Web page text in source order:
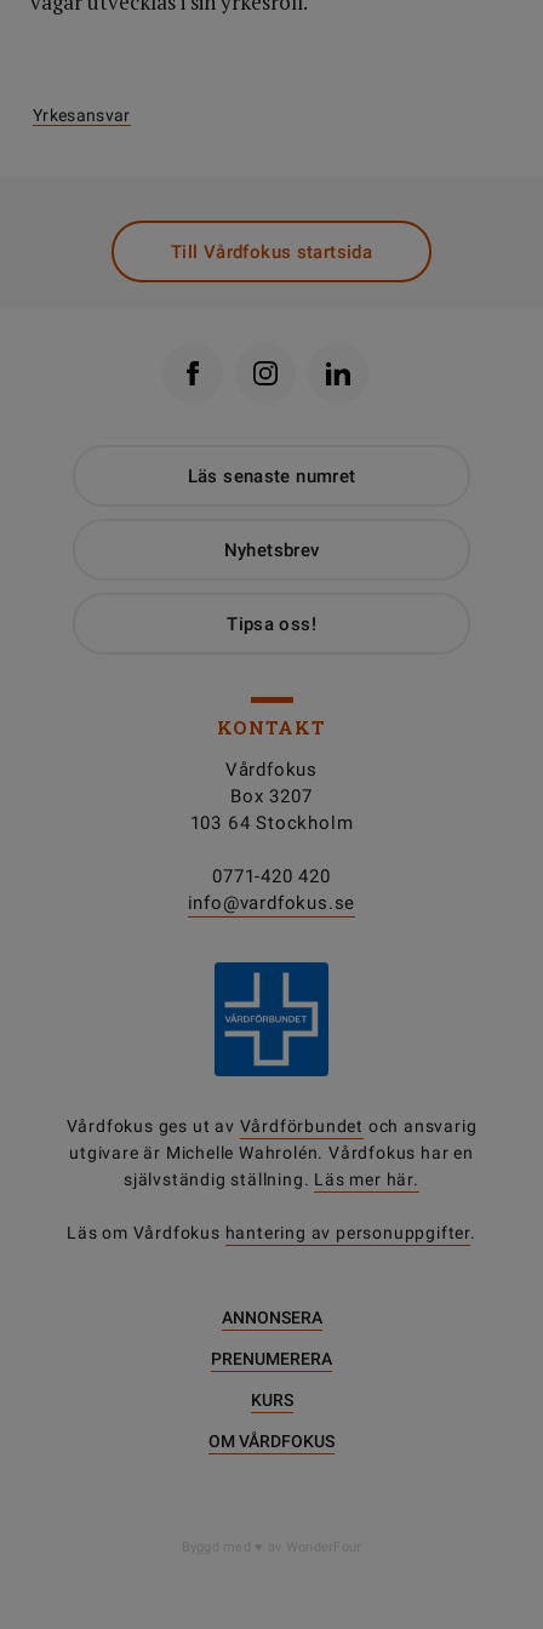
Yrkesansvar
Till Vårdfokus startsida
Läs senaste numret
Nyhetsbrev
Tipsa oss!
KONTAKT
Vårdfokus
Box 3207
103 64 Stockholm
0771-420 420
info@vardfokus.se
Vårdfokus ges ut av Vårdförbundet och ansvarig
utgivare är Michelle Wahrolén. Vårdfokus har en
självständig ställning. Läs mer här.
Läs om Vårdfokus hantering av personuppgifter.
ANNONSERA
PRENUMERERA
KURS
OM VÅRDFOKUS
Byggd med av WonderFour